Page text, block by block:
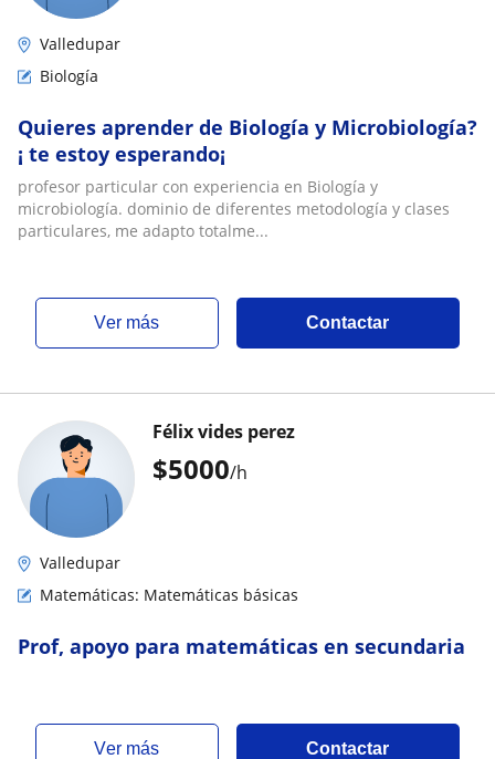
Valledupar
Biología
Quieres aprender de Biología y Microbiología?
¡ te estoy esperando¡
profesor particular con experiencia en Biología y
microbiología. dominio de diferentes metodología y clases
particulares, me adapto totalme...
ver más Contactar
$5000/h
Félix vides perez
Valledupar
Matemáticas: Matemáticas básicas
Prof, apoyo para matemáticas en secundaria
ver más Contactar